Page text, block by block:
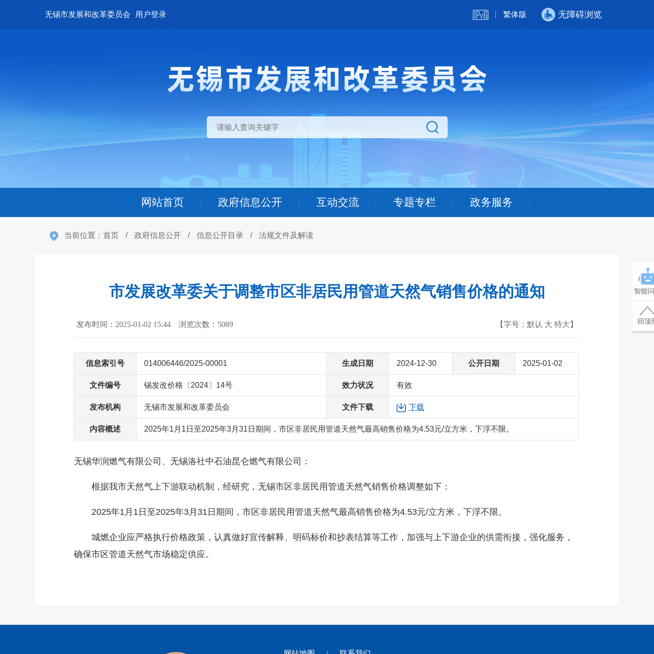
无锡市发展和改革委员会 用户登录 繁体版 无障碍浏览
网站首页 政府信息公开 互动交流 专题专栏 政务服务
当前位置： 首页 / 政府信息公开 / 信息公开目录 / 法规文件及解读
市发展改革委关于调整市区非居民用管道天然气销售价格的通知
发布时间：2025-01-02 15:44 浏览次数： 5089 【字号： 默认 大 特大 】
信息索引号 014006446/2025-00001 生成日期 2024-12-30 公开日期 2025-01-02
文件编号 锡发改价格〔2024〕14号 效力状况 有效
发布机构 无锡市发展和改革委员会 文件下载 下载
内容概述 2025年1月1日至2025年3月31日期间，市区非居民用管道天然气最高销售价格为4.53元/立方米，下浮不限。
无锡华润燃气有限公司、无锡洛社中石油昆仑燃气有限公司：
根据我市天然气上下游联动机制，经研究，无锡市区非居民用管道天然气销售价格调整如下：
2025年1月1日至2025年3月31日期间，市区非居民用管道天然气最高销售价格为4.53元/立方米，下浮不限。
城燃企业应严格执行价格政策，认真做好宣传解释、明码标价和抄表结算等工作，加强与上下游企业的供需衔接，强化服务，
确保市区管道天然气市场稳定供应。
智能
回顶